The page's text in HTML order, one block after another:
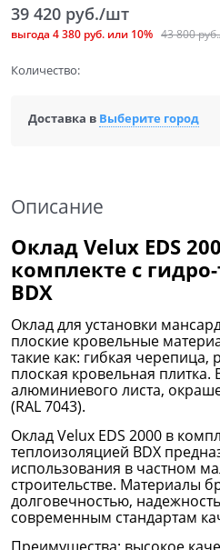
43 800
39 420 руб./шт
выгода 4 380 руб. или 10%
Количество:
Доставка в Выберите город
Описание
Оклад Velux EDS
комплекте с
BDX
Оклад для установки
плоские кровельные
такие как: гибкая черепица,
плоская кровельная
алюминиевого листа,
(RAL 7043).
Оклад Velux EDS 2000 в
теплоизоляцией BDX
использования в частном
строительстве. Материалы
долговечностью,
современным стандартам
Преимущества: высокое